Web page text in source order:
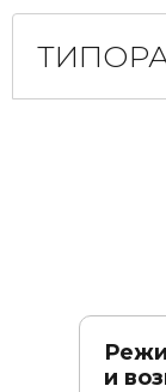
и